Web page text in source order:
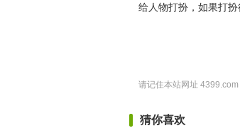
给人物打扮，如果打
请记住本站网址 4399.com
猜你喜欢